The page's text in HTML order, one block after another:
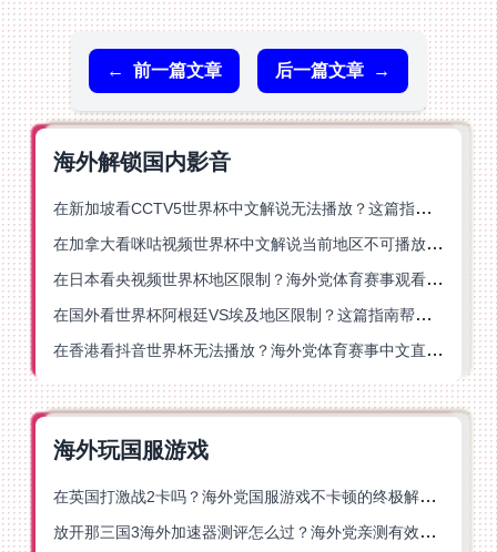
← 前一篇文章 后一篇文章 →
海外解锁国内影音
在新加坡看CCTV5世界杯中文解说无法播放？这篇指南帮你解锁海外体育直播自由
在加拿大看咪咕视频世界杯中文解说当前地区不可播放？这篇指南帮你一键解决
在日本看央视频世界杯地区限制？海外党体育赛事观看终极指南
在国外看世界杯阿根廷VS埃及地区限制？这篇指南帮你搞定中文直播+解说
在香港看抖音世界杯无法播放？海外党体育赛事中文直播终极指南
海外玩国服游戏
在英国打激战2卡吗？海外党国服游戏不卡顿的终极解决方案
放开那三国3海外加速器测评怎么过？海外党亲测有效的国服游戏加速指南